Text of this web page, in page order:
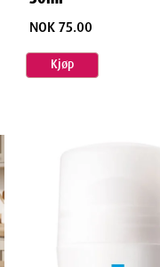
NOK 75.00
Kjøp